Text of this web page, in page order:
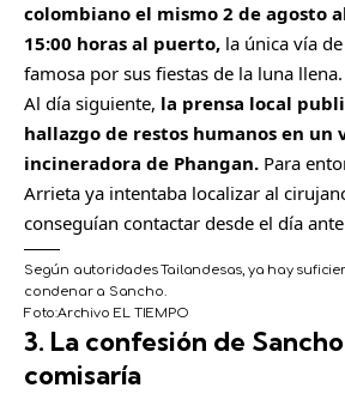
colombiano el mismo 2 de agosto
15:00 horas al puerto, la única vía
famosa por sus fiestas de la luna llena.
Al día siguiente, la prensa local
hallazgo de restos humanos en un
incineradora de Phangan. Para
Arrieta ya intentaba localizar al
conseguían contactar desde el día
Según autoridades Tailandesas, ya hay
condenar a Sancho.
Foto:Archivo EL TIEMPO
C
o
3. La confesión de
comisaría